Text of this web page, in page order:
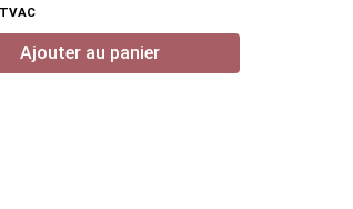
TVAC
Ajouter au panier